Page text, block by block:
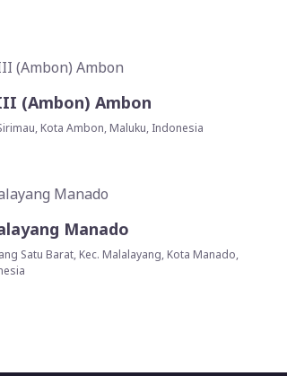
(Ambon) Ambon
Kota Ambon, Maluku, Indonesia
Manado
Satu Barat, Kec. Malalayang, Kota Manado,